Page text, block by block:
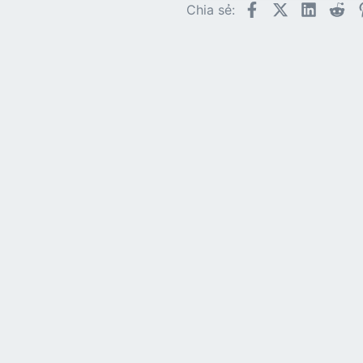
Chia sẻ: FacebookX (Twitter)